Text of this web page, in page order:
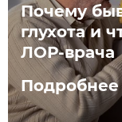
Почему
глухота и
ЛОР-врача
Подробнее